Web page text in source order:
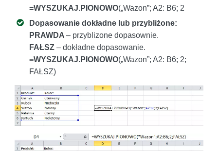
=WYSZUKAJ.PIONOWO(„Wazon”; A2: B6; 2
Dopasowanie dokładne lub przybliżone:
PRAWDA – przyblizone dopasownie.
FAŁSZ – dokładne dopasowanie.
=WYSZUKAJ.PIONOWO(„Wazon”; A2: B6; 2;
FAŁSZ)